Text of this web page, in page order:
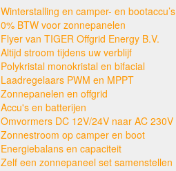
Winterstalling en camper- en bootaccu’s
0% BTW voor zonnepanelen
Flyer van TIGER Offgrid Energy B.V.
Altijd stroom tijdens uw verblijf
Polykristal monokristal en bifacial
Laadregelaars PWM en MPPT
Zonnepanelen en offgrid
Accu's en batterijen
Omvormers DC 12V/24V naar AC 230V
Zonnestroom op camper en boot
Energiebalans en capaciteit
Zelf een zonnepaneel set samenstellen